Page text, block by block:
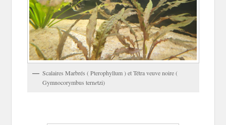
Scalaires Marbrés ( Pterophyllum ) et Tétra veuve noire (
Gymnocorymbus ternetzi)